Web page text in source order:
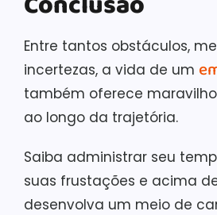
Entre tantos obstáculos,
incertezas, a vida de um
também oferece
ao longo da trajetória.
Saiba administrar seu
suas frustações e acima
desenvolva um meio de